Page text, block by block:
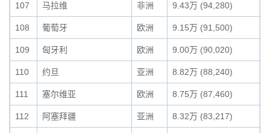
107 马拉维 非洲 9.43万 (94,280)
108 葡萄牙 欧洲 9.15万 (91,500)
109 匈牙利 欧洲 9.00万 (90,020)
110 约旦 亚洲 8.82万 (88,240)
111 塞尔维亚 欧洲 8.75万 (87,460)
112 阿塞拜疆 亚洲 8.32万 (83,217)